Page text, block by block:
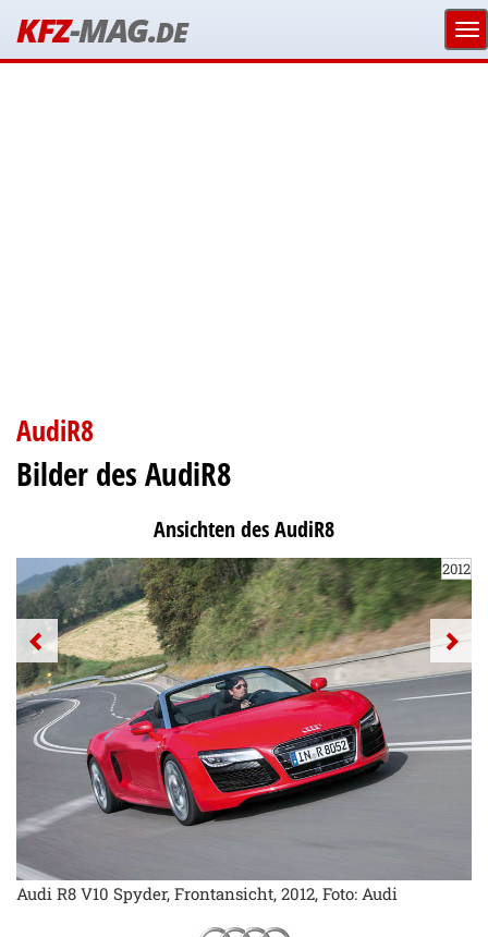
KFZ-MAG.DE
AudiR8
Bilder des AudiR8
Ansichten des AudiR8
2012
Audi R8 V10 Spyder, Frontansicht, 2012, Foto: Audi